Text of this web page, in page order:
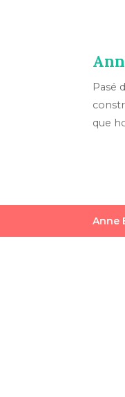
Pasé
que
Anne